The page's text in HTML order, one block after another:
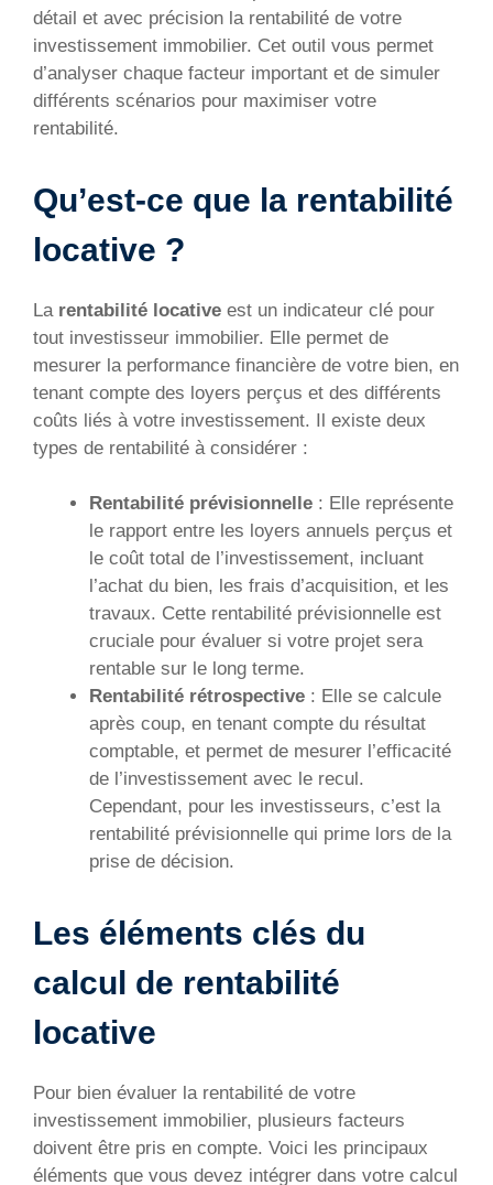
détail et avec précision la rentabilité de votre
investissement immobilier. Cet outil vous permet
d’analyser chaque facteur important et de simuler
différents scénarios pour maximiser votre
rentabilité.
Qu’est-ce que la rentabilité
locative ?
La rentabilité locative est un indicateur clé pour
tout investisseur immobilier. Elle permet de
mesurer la performance financière de votre bien, en
tenant compte des loyers perçus et des différents
coûts liés à votre investissement. Il existe deux
types de rentabilité à considérer :
Rentabilité prévisionnelle : Elle représente
le rapport entre les loyers annuels perçus et
le coût total de l’investissement, incluant
l’achat du bien, les frais d’acquisition, et les
travaux. Cette rentabilité prévisionnelle est
cruciale pour évaluer si votre projet sera
rentable sur le long terme.
Rentabilité rétrospective : Elle se calcule
après coup, en tenant compte du résultat
comptable, et permet de mesurer l’efficacité
de l’investissement avec le recul.
Cependant, pour les investisseurs, c’est la
rentabilité prévisionnelle qui prime lors de la
prise de décision.
Les éléments clés du
calcul de rentabilité
locative
Pour bien évaluer la rentabilité de votre
investissement immobilier, plusieurs facteurs
doivent être pris en compte. Voici les principaux
éléments que vous devez intégrer dans votre calcul